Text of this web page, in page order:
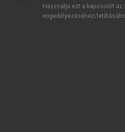
Használja ezt a kapcsolót
engedélyezéséhez/